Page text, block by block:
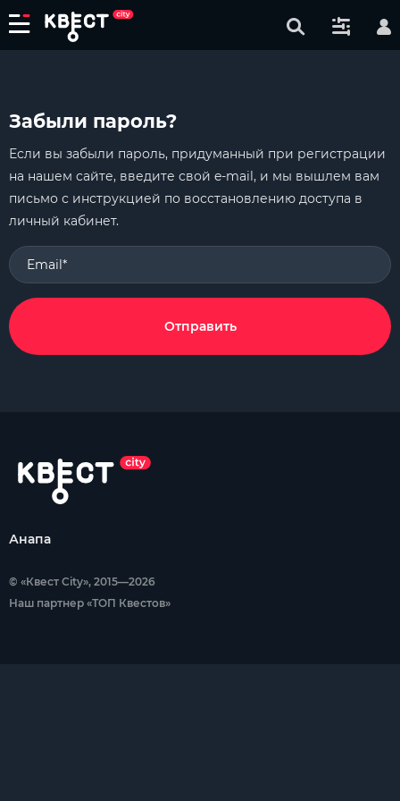
Забыли пароль?
Если вы забыли пароль, придуманный при регистрации
на нашем сайте, введите свой e-mail, и мы вышлем вам
письмо с инструкцией по восстановлению доступа в
личный кабинет.
Email*
Отправить
Анапа
© «Квест City», 2015—2026
Наш партнер «ТОП Квестов»